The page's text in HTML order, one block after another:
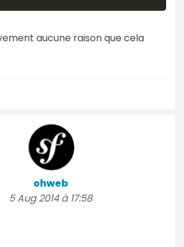
aucune raison que cela
ohweb
5 Aug 2014 à 17:58